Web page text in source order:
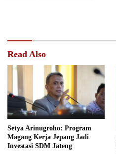
Read Also
Setya Arinugroho: Program
Magang Kerja Jepang Jadi
Investasi SDM Jateng